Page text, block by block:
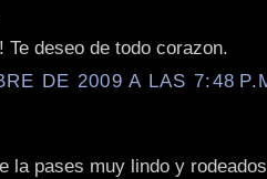
Te deseo de todo corazon.
DE 2009 A LAS 7:48
la pases muy lindo y